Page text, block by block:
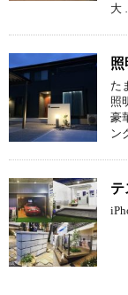
大
照
た
照
豪
ン
テ